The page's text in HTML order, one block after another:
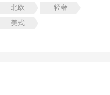
北欧 轻奢
美式